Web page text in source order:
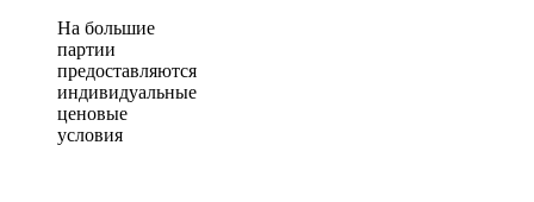
На большие
партии
предоставляются
индивидуальные
ценовые
условия